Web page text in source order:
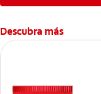
Descubra más